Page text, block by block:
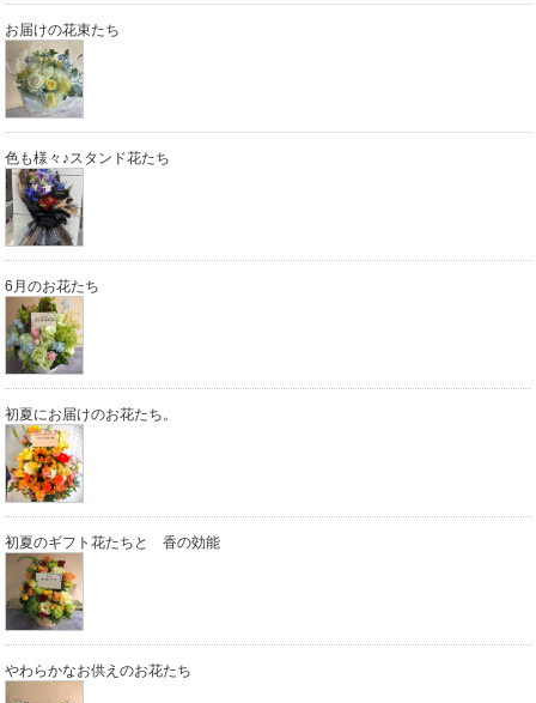
お届けの花束たち
色も様々♪スタンド花たち
6月のお花たち
初夏にお届けのお花たち。
初夏のギフト花たちと 香の効能
やわらかなお供えのお花たち